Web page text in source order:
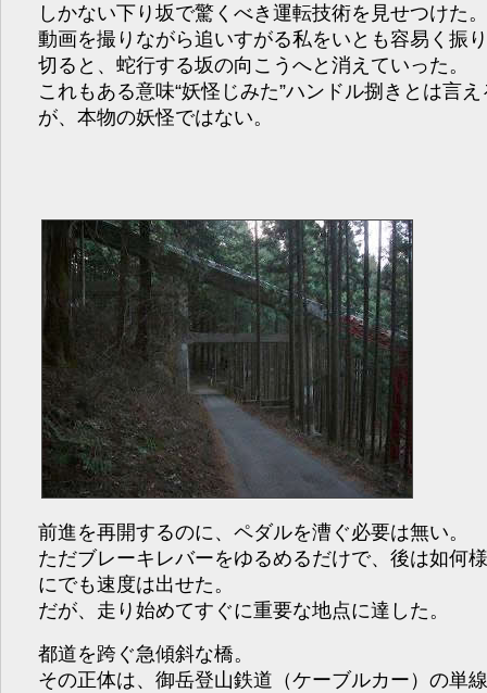
しかない下り坂で驚くべき運転技術を見せつけた
動画を撮りながら追いすがる私をいとも容易く振
切ると、蛇行する坂の向こうへと消えていった。
これもある意味“妖怪じみた”ハンドル捌きとは言え
が、本物の妖怪ではない。
前進を再開するのに、ペダルを漕ぐ必要は無い。
ただブレーキレバーをゆるめるだけで、後は如何
にでも速度は出せた。
だが、走り始めてすぐに重要な地点に達した。
都道を跨ぐ急傾斜な橋。
その正体は、御岳登山鉄道（ケーブルカー）の単